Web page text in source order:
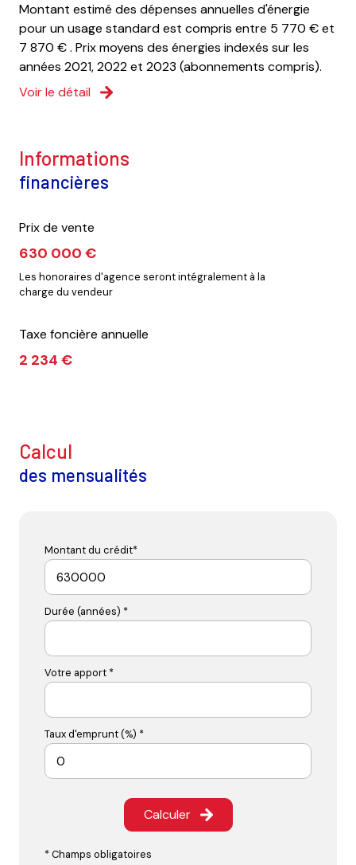
cave
terrasse
visiophone
Montant estimé des dépenses annuelles d'énergie
pour un usage standard est compris entre 5 770 € et
7 870 € . Prix moyens des énergies indexés sur les
années 2021, 2022 et 2023 (abonnements compris).
Voir le détail
informations
financières
Prix de vente
630 000 €
Les honoraires d'agence seront intégralement à la
charge du vendeur
Taxe foncière annuelle
2 234 €
calcul
des mensualités
Montant du crédit*
Durée (années) *
Votre apport *
Taux d'emprunt (%) *
Calculer
* Champs obligatoires